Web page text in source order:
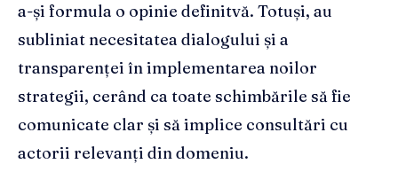
a-și formula o opinie definitvă. Totuși, au
subliniat necesitatea dialogului și a
transparenței în implementarea noilor
strategii, cerând ca toate schimbările să fie
comunicate clar și să implice consultări cu
actorii relevanți din domeniu.